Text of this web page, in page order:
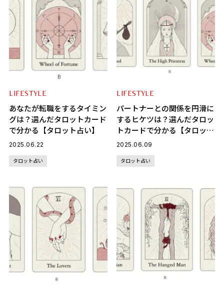
LIFESTYLE
あなたが転職をするタイミン
グは？選んだタロットカード
で分かる【タロット占い】
2025.06.22
タロット占い
LIFESTYLE
パートナーとの関係を円滑に
するヒケツは？選んだタロッ
トカードで分かる【タロット
占い】
2025.06.09
タロット占い